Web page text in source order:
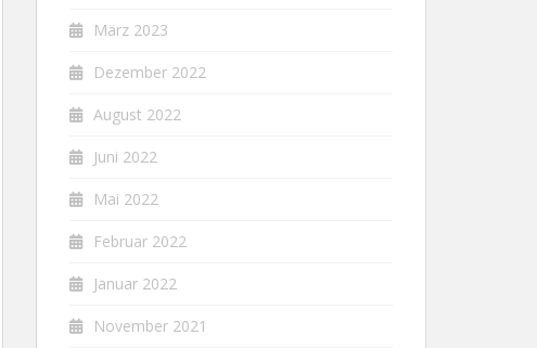
März 2023
Dezember 2022
August 2022
Juni 2022
Mai 2022
Februar 2022
Januar 2022
November 2021